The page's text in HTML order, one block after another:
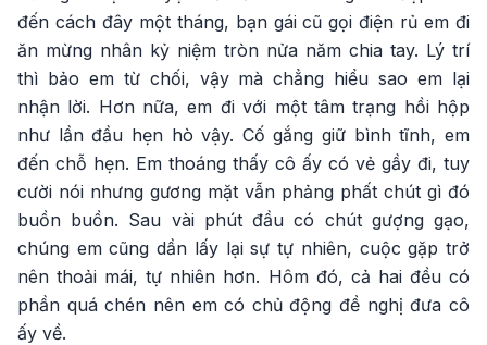
đến cách đây một tháng, bạn gái cũ gọi điện rủ em đi
ăn mừng nhân kỷ niệm tròn nửa năm chia tay. Lý trí
thì bảo em từ chối, vậy mà chẳng hiểu sao em lại
nhận lời. Hơn nữa, em đi với một tâm trạng hồi hộp
như lần đầu hẹn hò vậy. Cố gắng giữ bình tĩnh, em
đến chỗ hẹn. Em thoáng thấy cô ấy có vẻ gầy đi, tuy
cười nói nhưng gương mặt vẫn phảng phất chút gì đó
buồn buồn. Sau vài phút đầu có chút gượng gạo,
chúng em cũng dần lấy lại sự tự nhiên, cuộc gặp trở
nên thoải mái, tự nhiên hơn. Hôm đó, cả hai đều có
phần quá chén nên em có chủ động đề nghị đưa cô
ấy về.